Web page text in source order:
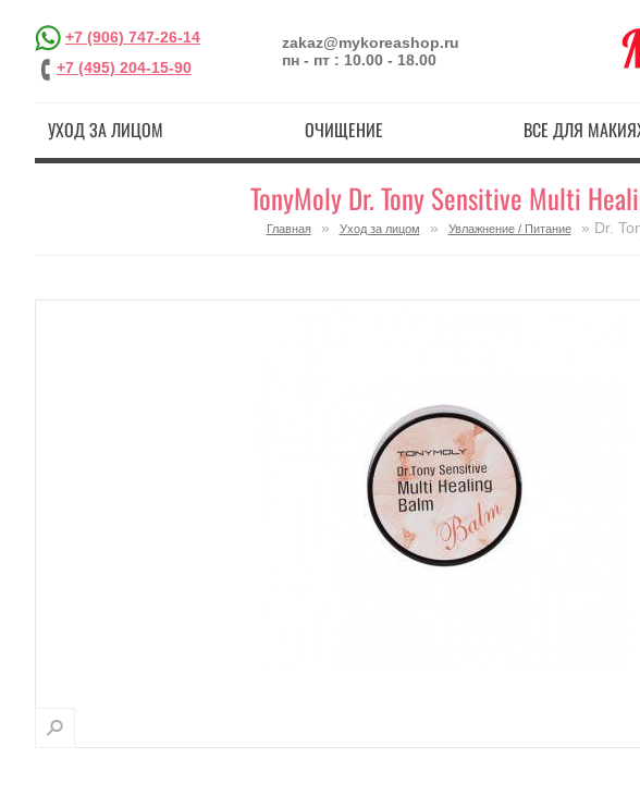
+7 (906) 747-26-14
+7 (495) 204-15-90
zakaz@mykoreashop.ru
пн - пт : 10.00 - 18.00
УХОД ЗА ЛИЦОМ ОЧИЩЕНИЕ ВСЕ ДЛЯ
TonyMoly Dr. Tony Sensitive Multi
Главная » Уход за лицом » Увлажнение / Питание » Dr.